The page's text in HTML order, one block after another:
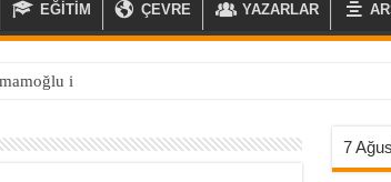
EĞİTİM ÇEVRE YAZARLAR
için memlekette kaos çıkaran CHP ‘lilere s
7